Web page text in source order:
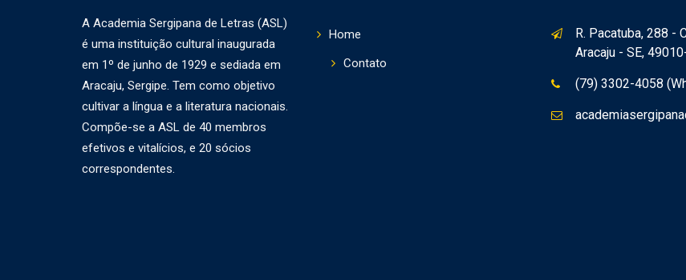
A Academia Sergipana de Letras (ASL)
é uma instituição cultural inaugurada
em 1º de junho de 1929 e sediada em
Aracaju, Sergipe. Tem como objetivo
cultivar a língua e a literatura nacionais.
Compõe-se a ASL de 40 membros
efetivos e vitalícios, e 20 sócios
correspondentes.
Home
Contato
R. Pacatuba, 288 -
Aracaju - SE,
(79) 3302-4058